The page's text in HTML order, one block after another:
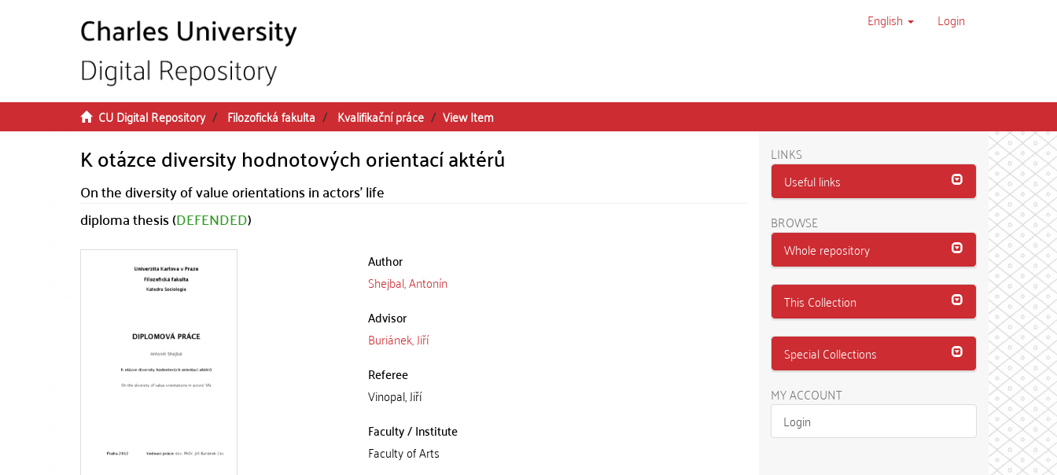
English Login
CU Digital Repository Filozofická fakulta Kvalifikační práce View Item
K otázce diversity hodnotových orientací aktérů
On the diversity of value orientations in actors' life
diploma thesis (DEFENDED)
Author
Shejbal, Antonín
Advisor
Buriánek, Jiří
Referee
Vinopal, Jiří
Faculty / Institute
Faculty of Arts
LINKS
Useful links
BROWSE
Whole repository
This Collection
Special Collections
MY ACCOUNT
Login